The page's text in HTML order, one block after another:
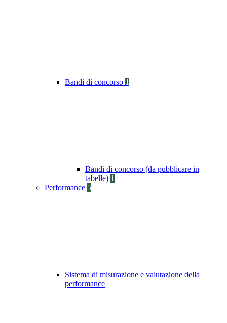
Bandi di concorso 1
Bandi di concorso (da pubblicare in
tabelle) 1
Performance 5
Sistema di misurazione e valutazione della
performance